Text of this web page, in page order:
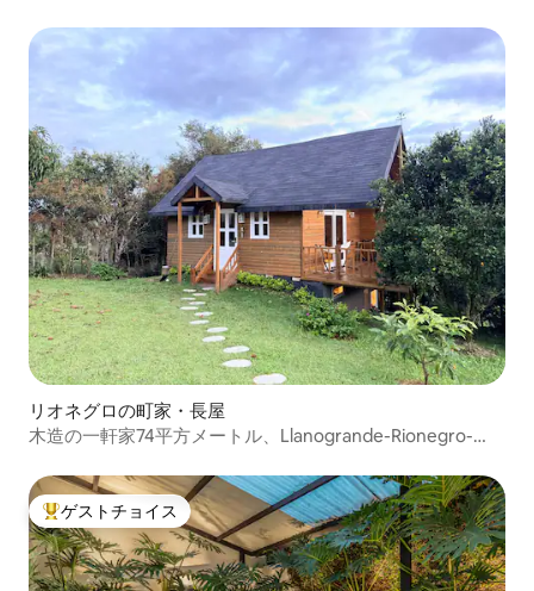
リオネグロの町家・長屋
木造の一軒家74平方メートル、Llanogrande-Rionegro-
大好評のゲストチョイスです。
ゲストチョイス